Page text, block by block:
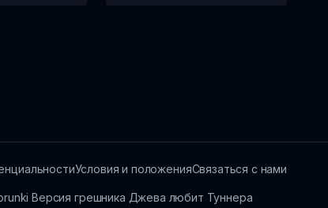
Условия и положенияСвязаться с нами
Версия грешника Джева любит Туннера